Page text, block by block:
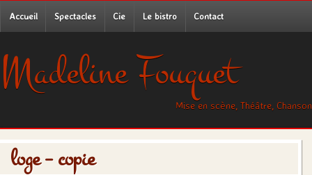
Accueil Spectacles Cie Le bistro Contact
Madeline Fouquet
Mise en scène, Théâtre, Chanson
loge – copie